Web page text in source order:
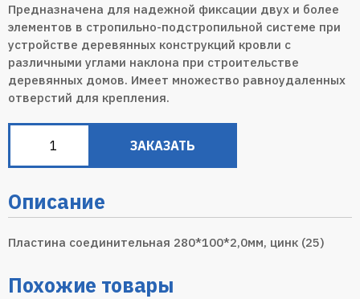
Предназначена для надежной фиксации двух и более
элементов в стропильно-подстропильной системе при
устройстве деревянных конструкций кровли с
различными углами наклона при строительстве
деревянных домов. Имеет множество равноудаленных
отверстий для крепления.
ЗАКАЗАТЬ
Описание
Пластина соединительная 280*100*2,0мм, цинк (25)
Похожие товары